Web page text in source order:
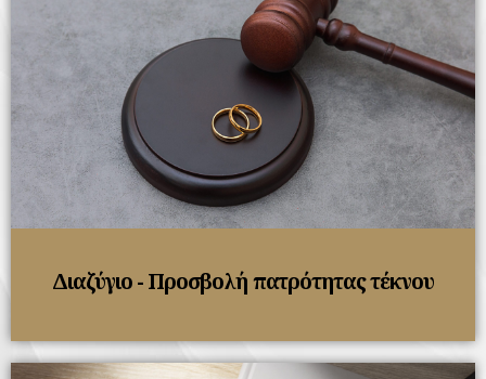
Διαζύγιο - Προσβολή πατρότητας τέκνου